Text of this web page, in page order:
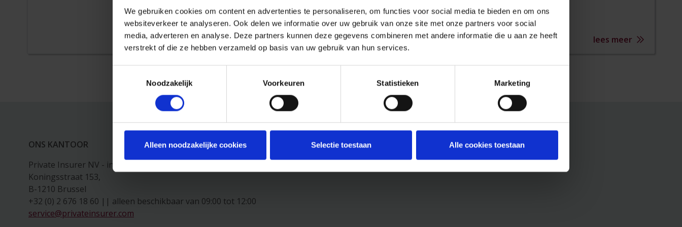
We gebruiken cookies om content en advertenties te personaliseren, om functies voor social media te bieden en om ons
websiteverkeer te analyseren. Ook delen we informatie over uw gebruik van onze site met onze partners voor social
media, adverteren en analyse. Deze partners kunnen deze gegevens combineren met andere informatie die u aan ze heeft
verstrekt of die ze hebben verzameld op basis van uw gebruik van hun services.
Noodzakelijk
Voorkeuren Statistieken Marketing
Alleen noodzakelijke cookies Selectie toestaan Alle cookies toestaan
lees meer lees meer lees meer
ONS KANTOOR
Private Insurer NV - in vereffening,
Koningsstraat 153,
B-1210 Brussel
+32 (0) 2 676 18 60 || alleen beschikbaar van 09:00 tot 12:00
service@privateinsurer.com